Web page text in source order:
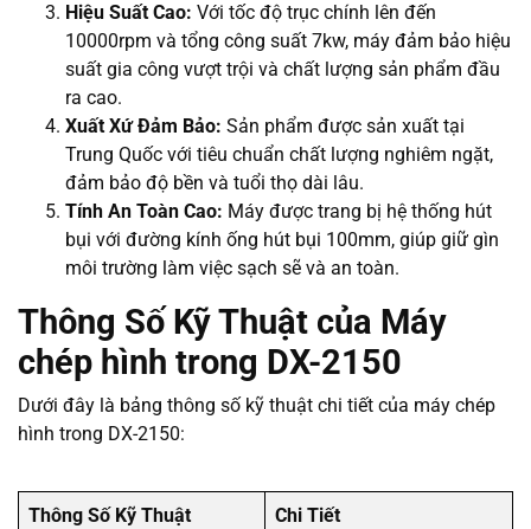
Hiệu Suất Cao: Với tốc độ trục chính lên đến
10000rpm và tổng công suất 7kw, máy đảm bảo hiệu
suất gia công vượt trội và chất lượng sản phẩm đầu
ra cao.
Xuất Xứ Đảm Bảo: Sản phẩm được sản xuất tại
Trung Quốc với tiêu chuẩn chất lượng nghiêm ngặt,
đảm bảo độ bền và tuổi thọ dài lâu.
Tính An Toàn Cao: Máy được trang bị hệ thống hút
bụi với đường kính ống hút bụi 100mm, giúp giữ gìn
môi trường làm việc sạch sẽ và an toàn.
Thông Số Kỹ Thuật của Máy
chép hình trong DX-2150
Dưới đây là bảng thông số kỹ thuật chi tiết của máy chép
hình trong DX-2150:
Thông Số Kỹ Thuật Chi Tiết